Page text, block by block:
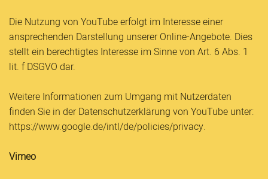
Die Nutzung von YouTube erfolgt im Interesse einer
ansprechenden Darstellung unserer Online-Angebote. Dies
stellt ein berechtigtes Interesse im Sinne von Art. 6 Abs. 1
lit. f DSGVO dar.
Weitere Informationen zum Umgang mit Nutzerdaten
finden Sie in der Datenschutzerklärung von YouTube unter:
https://www.google.de/intl/de/policies/privacy.
Vimeo